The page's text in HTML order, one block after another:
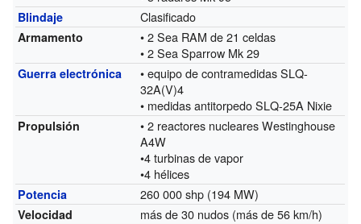
Blindaje Clasificado
Armamento
• 2 Sea RAM de 21 celdas
• 2 Sea Sparrow Mk 29
Guerra electrónica
• equipo de contramedidas SLQ-
32A(V)4
• medidas antitorpedo SLQ-25A Nixie
Propulsión
• 2 reactores nucleares Westinghouse
A4W
•4 turbinas de vapor
•4 hélices
Potencia 260 000 shp (194 MW)
Velocidad más de 30 nudos (más de 56 km/h)